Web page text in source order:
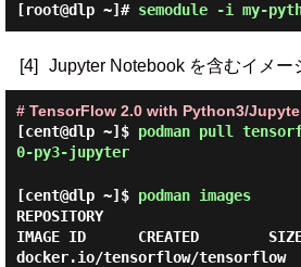
[root@dlp ~]# semodule -i my-
[4] Jupyter Notebook を含むイメー
# TensorFlow 2.0 with Python3/
[cent@dlp ~]$ podman pull
0-py3-jupyter
[cent@dlp ~]$ podman images
REPOSITORY
IMAGE ID      CREATED
docker.io/tensorflow/tensorflow